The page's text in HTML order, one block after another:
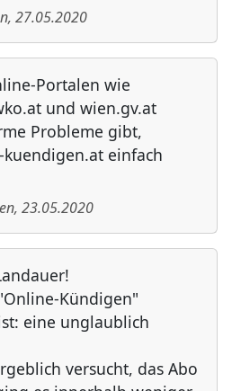
, 27.05.2020
Portalen wie
und wien.gv.at
Probleme gibt,
einfach
, 23.05.2020
Kündigen"
eine unglaublich
versucht, das Abo